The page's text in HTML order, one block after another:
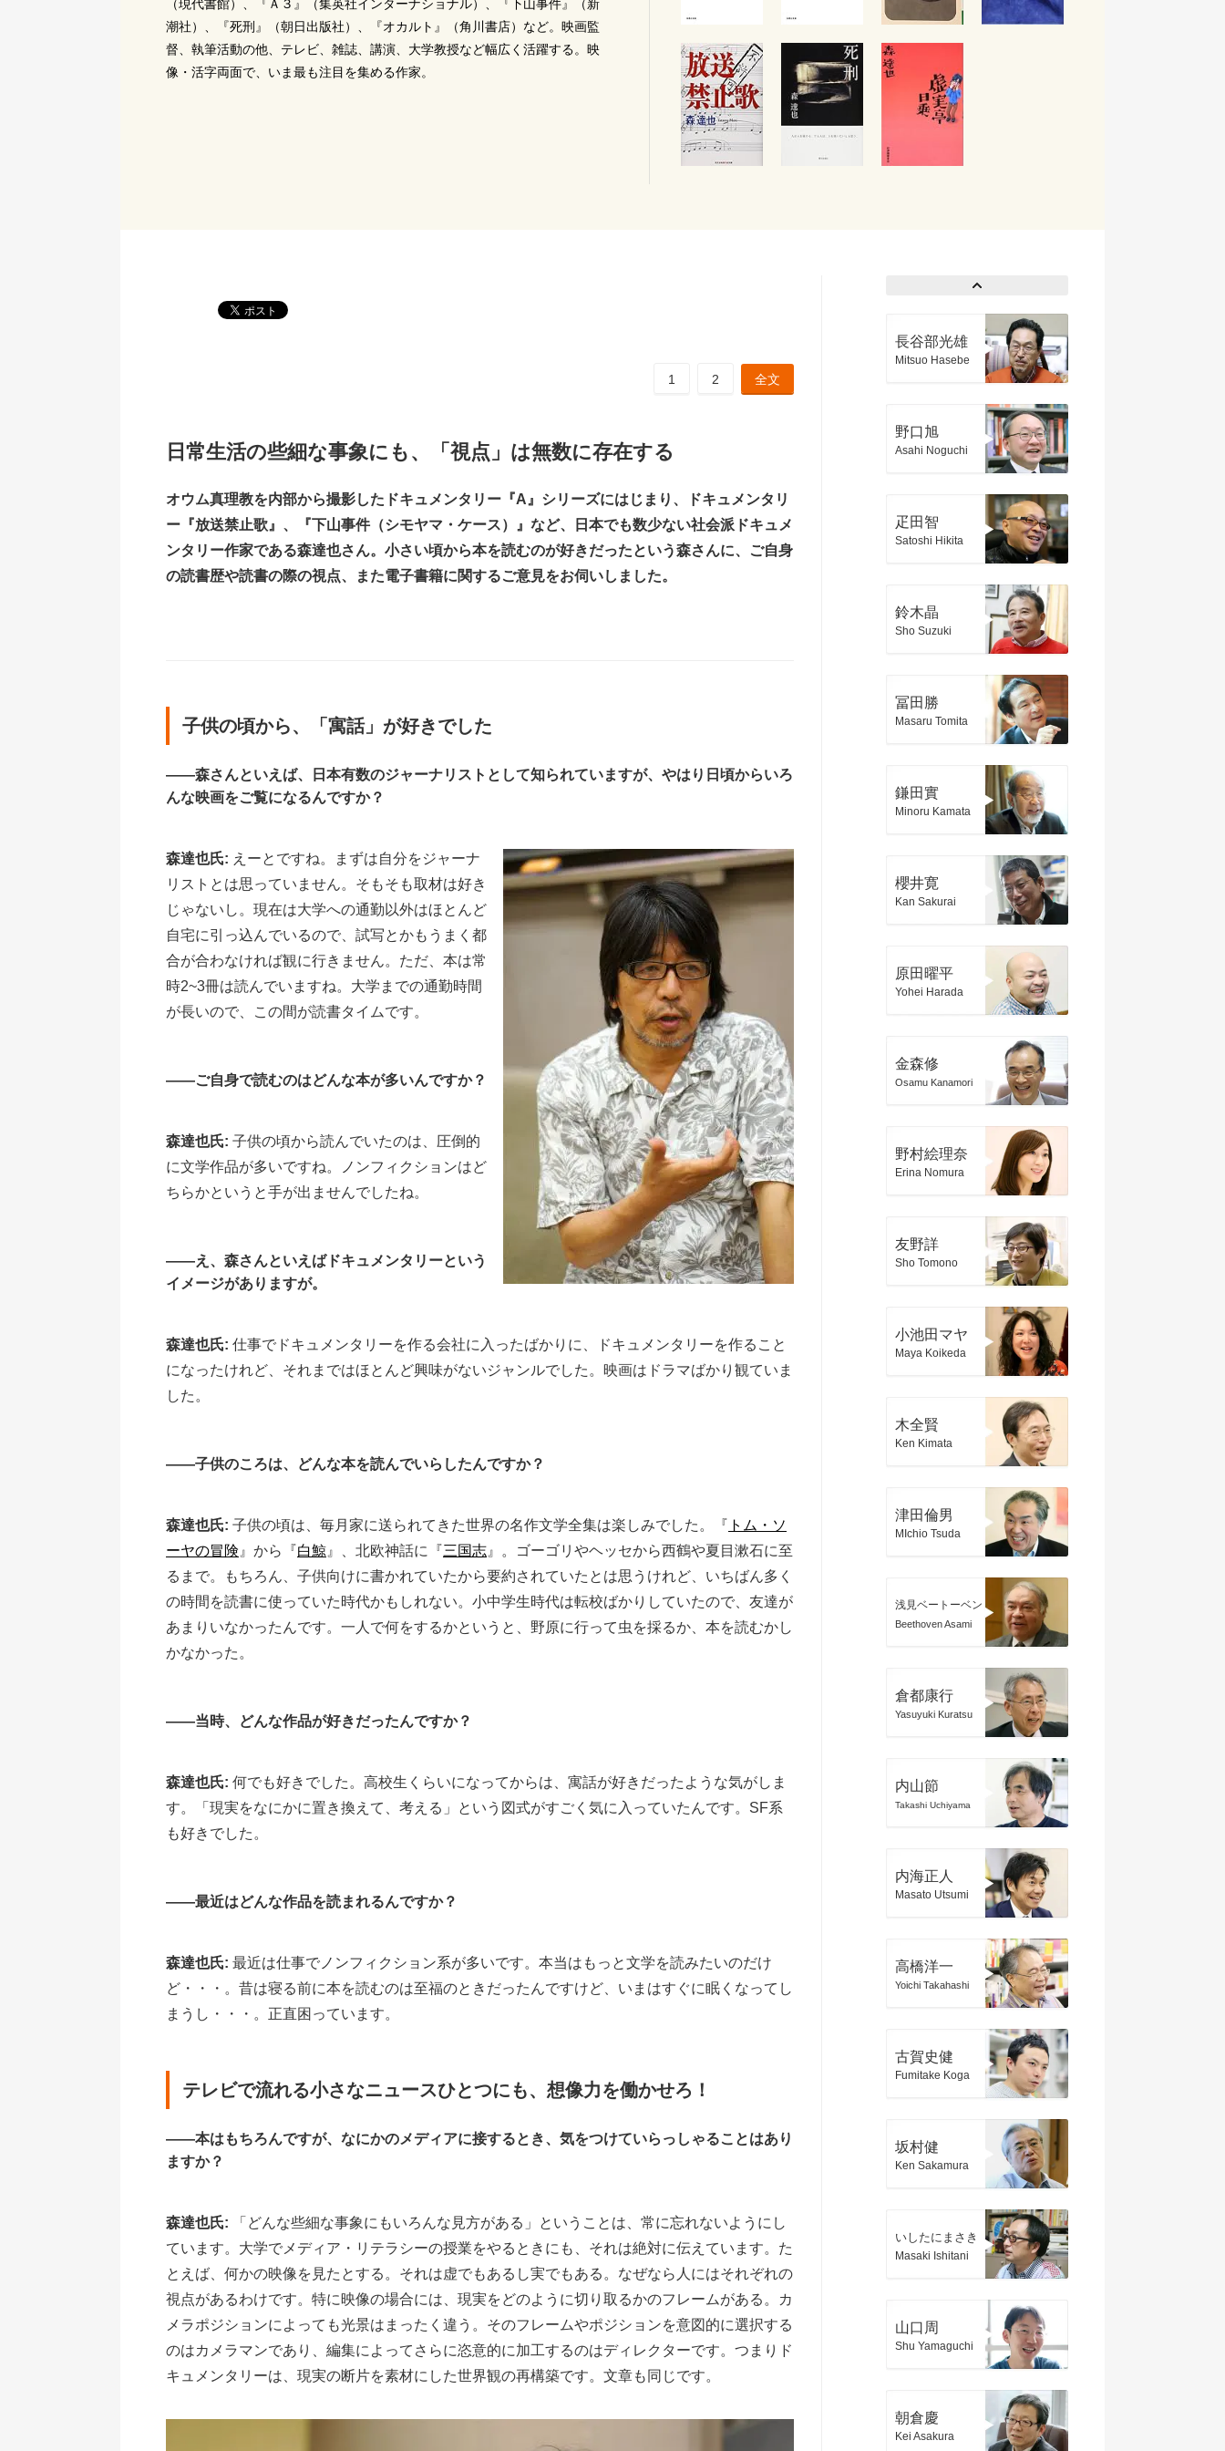
（現代書館）、『Ａ３』（集英社インターナショナル）、『下山事件』（新
潮社）、『死刑』（朝日出版社）、『オカルト』（角川書店）など。映画監
督、執筆活動の他、テレビ、雑誌、講演、大学教授など幅広く活躍する。映
像・活字両面で、いま最も注目を集める作家。
1 2 全文
日常生活の些細な事象にも、「視点」は無数に存在する
オウム真理教を内部から撮影したドキュメンタリー『A』シリーズにはじまり、ドキュメンタリ
ー『放送禁止歌』、『下山事件（シモヤマ・ケース）』など、日本でも数少ない社会派ドキュメ
ンタリー作家である森達也さん。小さい頃から本を読むのが好きだったという森さんに、ご自身
の読書歴や読書の際の視点、また電子書籍に関するご意見をお伺いしました。
子供の頃から、「寓話」が好きでした
――森さんといえば、日本有数のジャーナリストとして知られていますが、やはり日頃からいろ
んな映画をご覧になるんですか？
森達也氏: えーとですね。まずは自分をジャーナ
リストとは思っていません。そもそも取材は好き
じゃないし。現在は大学への通勤以外はほとんど
自宅に引っ込んでいるので、試写とかもうまく都
合が合わなければ観に行きません。ただ、本は常
時2~3冊は読んでいますね。大学までの通勤時間
が長いので、この間が読書タイムです。
――ご自身で読むのはどんな本が多いんですか？
森達也氏: 子供の頃から読んでいたのは、圧倒的
に文学作品が多いですね。ノンフィクションはど
ちらかというと手が出ませんでしたね。
――え、森さんといえばドキュメンタリーという
イメージがありますが。
森達也氏: 仕事でドキュメンタリーを作る会社に入ったばかりに、ドキュメンタリーを作ること
になったけれど、それまではほとんど興味がないジャンルでした。映画はドラマばかり観ていま
した。
――子供のころは、どんな本を読んでいらしたんですか？
森達也氏: 子供の頃は、毎月家に送られてきた世界の名作文学全集は楽しみでした。『 トム・ソ
ーヤの冒険 』から『白鯨 』、北欧神話に『三国志 』。ゴーゴリやヘッセから西鶴や夏目漱石に至
るまで。もちろん、子供向けに書かれていたから要約されていたとは思うけれど、いちばん多く
の時間を読書に使っていた時代かもしれない。小中学生時代は転校ばかりしていたので、友達が
あまりいなかったんです。一人で何をするかというと、野原に行って虫を採るか、本を読むかし
かなかった。
――当時、どんな作品が好きだったんですか？
森達也氏: 何でも好きでした。高校生くらいになってからは、寓話が好きだったような気がしま
す。「現実をなにかに置き換えて、考える」という図式がすごく気に入っていたんです。SF系
も好きでした。
――最近はどんな作品を読まれるんですか？
森達也氏: 最近は仕事でノンフィクション系が多いです。本当はもっと文学を読みたいのだけ
ど・・・。昔は寝る前に本を読むのは至福のときだったんですけど、いまはすぐに眠くなってし
まうし・・・。正直困っています。
テレビで流れる小さなニュースひとつにも、想像力を働かせろ！
――本はもちろんですが、なにかのメディアに接するとき、気をつけていらっしゃることはあり
ますか？
森達也氏: 「どんな些細な事象にもいろんな見方がある」ということは、常に忘れないようにし
ています。大学でメディア・リテラシーの授業をやるときにも、それは絶対に伝えています。た
とえば、何かの映像を見たとする。それは虚でもあるし実でもある。なぜなら人にはそれぞれの
視点があるわけです。特に映像の場合には、現実をどのように切り取るかのフレームがある。カ
メラポジションによっても光景はまったく違う。そのフレームやポジションを意図的に選択する
のはカメラマンであり、編集によってさらに恣意的に加工するのはディレクターです。つまりド
キュメンタリーは、現実の断片を素材にした世界観の再構築です。文章も同じです。
長谷部光雄
Mitsuo Hasebe
野口旭
Asahi Noguchi
疋田智
Satoshi Hikita
鈴木晶
Sho Suzuki
冨田勝
Masaru Tomita
鎌田實
Minoru Kamata
櫻井寛
Kan Sakurai
原田曜平
Yohei Harada
金森修
Osamu Kanamori
野村絵理奈
Erina Nomura
友野詳
Sho Tomono
小池田マヤ
Maya Koikeda
木全賢
Ken Kimata
津田倫男
MIchio Tsuda
浅見ベートーベン
Beethoven Asami
倉都康行
Yasuyuki Kuratsu
内山節
Takashi Uchiyama
内海正人
Masato Utsumi
高橋洋一
Yoichi Takahashi
古賀史健
Fumitake Koga
坂村健
Ken Sakamura
いしたにまさき
Masaki Ishitani
山口周
Shu Yamaguchi
朝倉慶
Kei Asakura